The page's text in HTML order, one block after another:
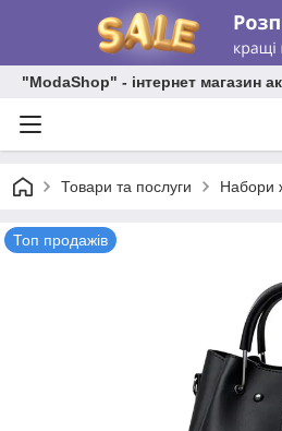
"ModaShop" - інтернет магазин
Товари та послуги Набори
Топ продажів